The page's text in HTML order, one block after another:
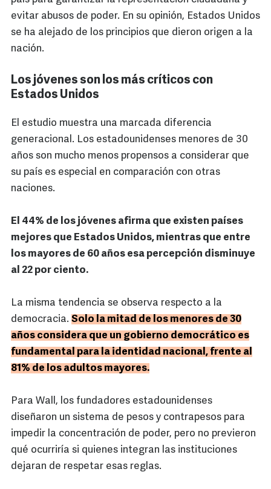
evitar abusos de poder. En su opinión, Estados Unidos
se ha alejado de los principios que dieron origen a la
nación.
Los jóvenes son los más críticos con
Estados Unidos
El estudio muestra una marcada diferencia
generacional. Los estadounidenses menores de 30
años son mucho menos propensos a considerar que
su país es especial en comparación con otras
naciones.
El 44% de los jóvenes afirma que existen países
mejores que Estados Unidos, mientras que entre
los mayores de 60 años esa percepción disminuye
al 22 por ciento.
La misma tendencia se observa respecto a la
democracia. Solo la mitad de los menores de 30
años considera que un gobierno democrático es
fundamental para la identidad nacional, frente al
81% de los adultos mayores.
Para Wall, los fundadores estadounidenses
diseñaron un sistema de pesos y contrapesos para
impedir la concentración de poder, pero no previeron
qué ocurriría si quienes integran las instituciones
dejaran de respetar esas reglas.